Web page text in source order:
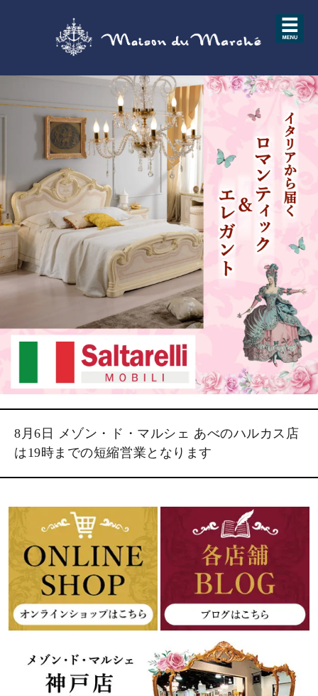
8月6日 メゾン・ド・マルシェ あべのハルカス店
は19時までの短縮営業となります